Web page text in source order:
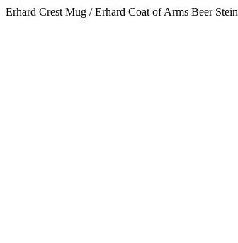
Erhard Crest Mug / Erhard Coat of Arms Beer Stein